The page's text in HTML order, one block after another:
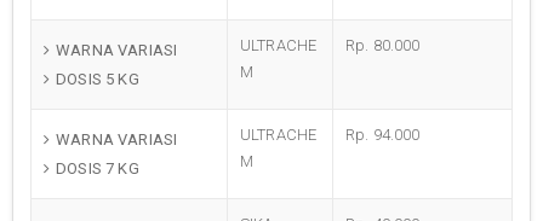
WARNA VARIASI
DOSIS 5 KG
ULTRACHE
M
Rp. 80.000
WARNA VARIASI
DOSIS 7 KG
ULTRACHE
M
Rp. 94.000